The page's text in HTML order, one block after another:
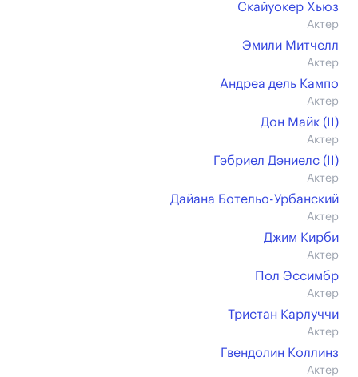
Скайуокер Хьюз
Актер
Эмили Митчелл
Актер
Андреа дель Кампо
Актер
Дон Майк (II)
Актер
Гэбриел Дэниелс (II)
Актер
Дайана Ботельо-Урбанский
Актер
Джим Кирби
Актер
Пол Эссимбр
Актер
Тристан Карлуччи
Актер
Гвендолин Коллинз
Актер